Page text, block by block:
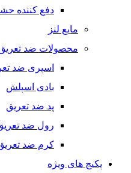
دفع کننده
مایع لنز
محصولات ضد
اسپری ضد
بادی اسپلش
پد ضد تعریق
رول ضد
کرم ضد
پکیج های ویژه